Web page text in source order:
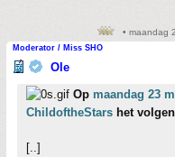
• maandag
Moderator / Miss SHO
Ole
Op maandag 23
ChildoftheStars het
[..]